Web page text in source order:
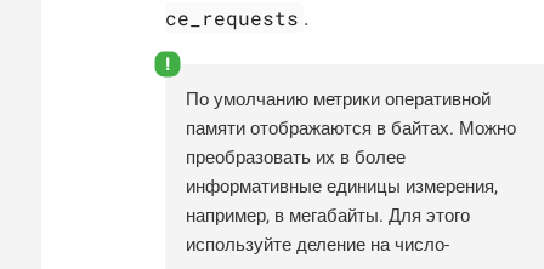
ce_requests .
По умолчанию метрики оперативной
памяти отображаются в байтах. Можно
преобразовать их в более
информативные единицы измерения,
например, в мегабайты. Для этого
используйте деление на число-